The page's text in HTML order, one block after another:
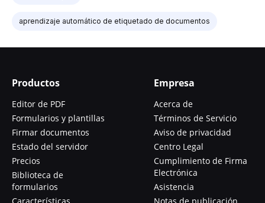
aprendizaje automático de etiquetado de documentos
Productos
Editor de PDF
Formularios y plantillas
Firmar documentos
Estado del servidor
Precios
Biblioteca de
formularios
Características
Empresa
Acerca de
Términos de Servicio
Aviso de privacidad
Centro Legal
Cumplimiento de Firma
Electrónica
Asistencia
Notas de publicación